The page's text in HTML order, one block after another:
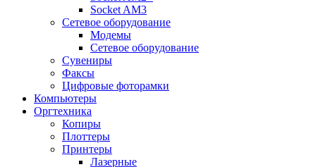
Socket AM3
Сетевое оборудование
Модемы
Сетевое оборудование
Сувениры
Факсы
Цифровые фоторамки
Компьютеры
Оргтехника
Копиры
Плоттеры
Принтеры
Лазерные